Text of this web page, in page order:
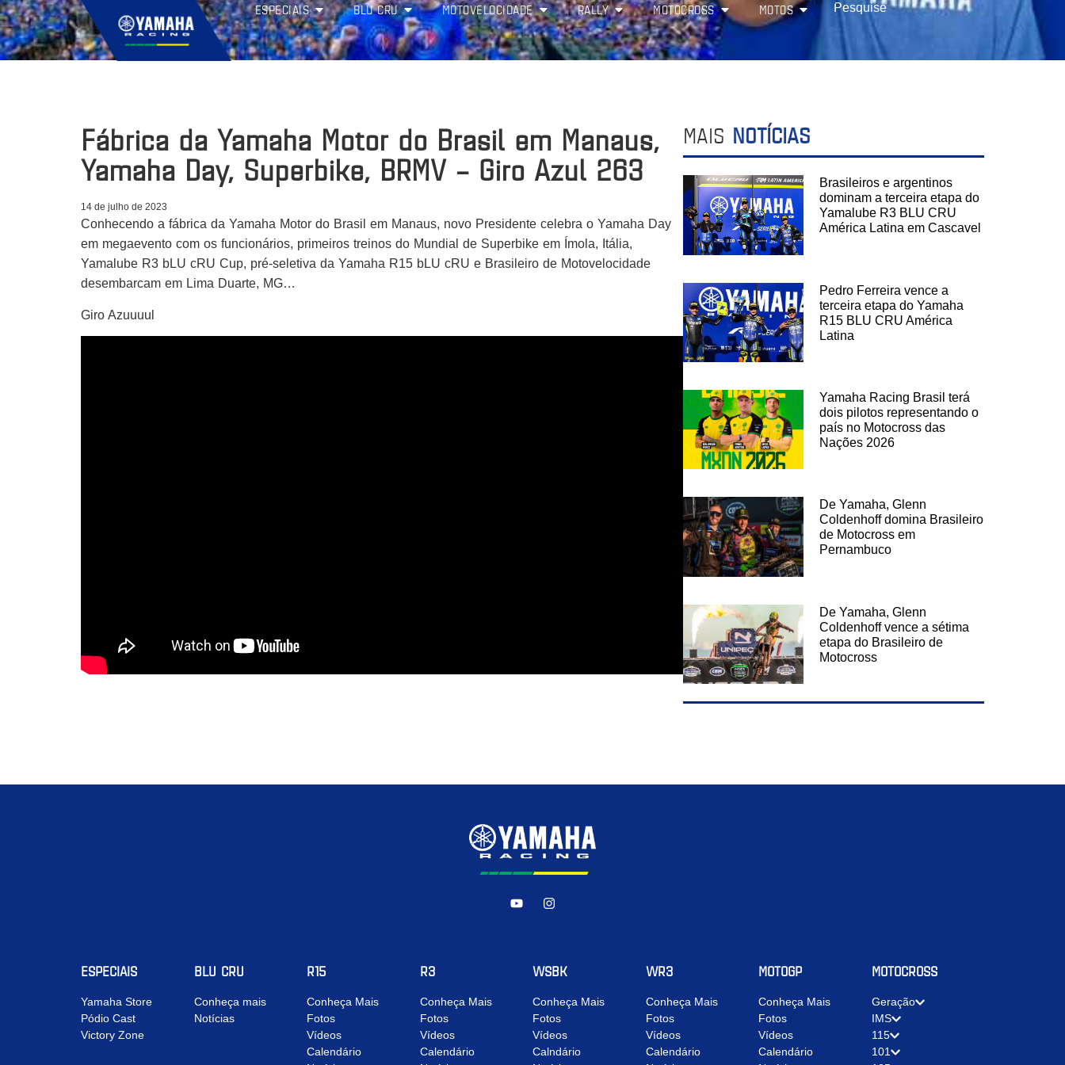
ESPECIAIS BLU CRU MOTOVELOCIDADE RALLY MOTOCROSS MOTOS
Fábrica da Yamaha Motor do Brasil em Manaus,
Yamaha Day, Superbike, BRMV – Giro Azul 263
14 de julho de 2023
Conhecendo a fábrica da Yamaha Motor do Brasil em Manaus, novo Presidente celebra o Yamaha Day
em megaevento com os funcionários, primeiros treinos do Mundial de Superbike em Ímola, Itália,
Yamalube R3 bLU cRU Cup, pré-seletiva da Yamaha R15 bLU cRU e Brasileiro de Motovelocidade
desembarcam em Lima Duarte, MG…
Giro Azuuuul
MAIS NOTÍCIAS
Brasileiros e argentinos
dominam a terceira etapa do
Yamalube R3 BLU CRU
América Latina em Cascavel
Pedro Ferreira vence a
terceira etapa do Yamaha
R15 BLU CRU América
Latina
Yamaha Racing Brasil terá
dois pilotos representando o
país no Motocross das
Nações 2026
De Yamaha, Glenn
Coldenhoff domina Brasileiro
de Motocross em
Pernambuco
De Yamaha, Glenn
Coldenhoff vence a sétima
etapa do Brasileiro de
Motocross
ESPECIAIS
Yamaha Store
Pódio Cast
Victory Zone
BLU CRU
Conheça mais
Notícias
R15
Conheça Mais
Fotos
Vídeos
Calendário
R3
Conheça Mais
Fotos
Vídeos
Calendário
WSBK
Conheça Mais
Fotos
Vídeos
Calndário
WR3
Conheça Mais
Fotos
Vídeos
Calendário
MOTOGP
Conheça Mais
Fotos
Vídeos
Calendário
MOTOCROSS
Geração
IMS
115
101